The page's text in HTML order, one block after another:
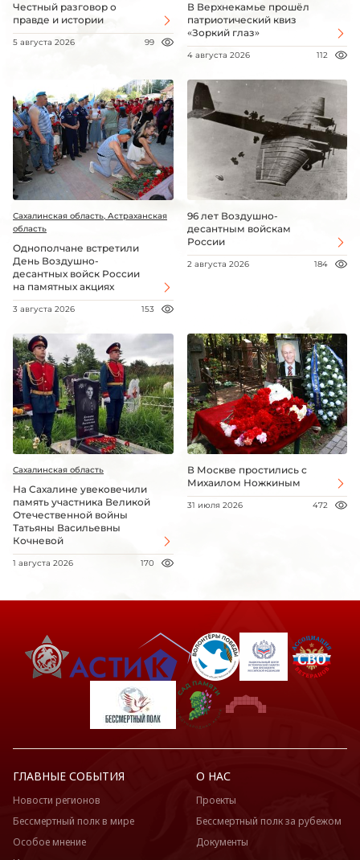
Честный разговор о
правде и истории
5 августа 2026 99
В Верхнекамье прошёл
патриотический квиз
«Зоркий глаз»
4 августа 2026 112
Сахалинская область, Астраханская
область
Однополчане встретили
День Воздушно-
десантных войск России
на памятных акциях
3 августа 2026 153
96 лет Воздушно-
десантным войскам
России
2 августа 2026 184
Сахалинская область
На Сахалине увековечили
память участника Великой
Отечественной войны
Татьяны Васильевны
Кочневой
1 августа 2026 170
В Москве простились с
Михаилом Ножкиным
31 июля 2026 472
ГЛАВНЫЕ СОБЫТИЯ
Новости регионов
Бессмертный полк в мире
Особое мнение
О НАС
Проекты
Бессмертный полк за рубежом
Документы